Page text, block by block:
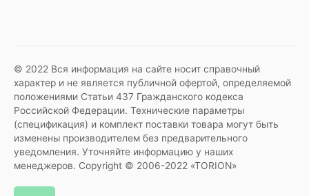
© 2022 Вся информация на сайте носит справочный
характер и не является публичной офертой, определяемой
положениями Статьи 437 Гражданского кодекса
Российской Федерации. Технические параметры
(спецификация) и комплект поставки товара могут быть
изменены производителем без предварительного
уведомления. Уточняйте информацию у наших
менеджеров. Copyright © 2006-2022 «TORION»